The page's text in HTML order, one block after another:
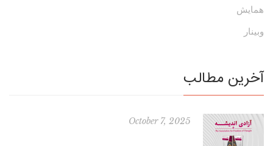
همایش
وبینار
آخرین مطالب
October 7, 2025